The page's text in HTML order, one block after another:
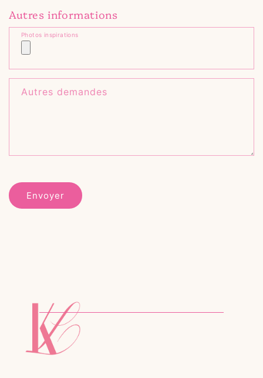
Autres informations
Photos inspirations
Autres demandes
Envoyer